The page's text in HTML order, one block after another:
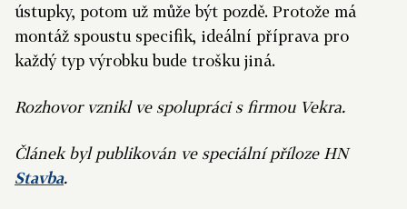
ústupky, potom už může být pozdě. Protože má
montáž spoustu specifik, ideální příprava pro
každý typ výrobku bude trošku jiná.
Rozhovor vznikl ve spolupráci s firmou Vekra.
Článek byl publikován ve speciální příloze HN
Stavba.